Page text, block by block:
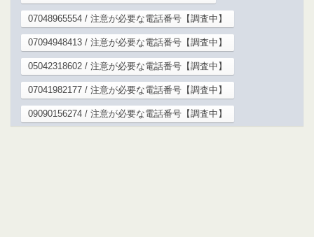
07048965554 / 注意が必要な電話番号【調査中】
07094948413 / 注意が必要な電話番号【調査中】
05042318602 / 注意が必要な電話番号【調査中】
07041982177 / 注意が必要な電話番号【調査中】
09090156274 / 注意が必要な電話番号【調査中】